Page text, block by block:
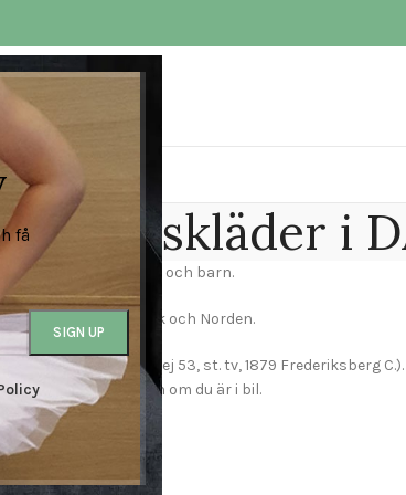
få
danskläder i
dans kvinnor, man och barn.
i Danmark och Norden.
St. (H. C. Ørsteds Vej 53, st. tv, 1879 Frederiksberg
framför affären om du är i bil.